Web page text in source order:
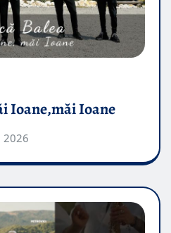
Ioane,măi Ioane
2026